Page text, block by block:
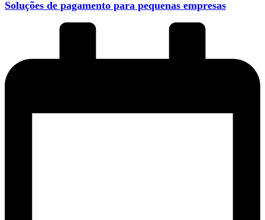
Soluções de pagamento para pequenas empresas